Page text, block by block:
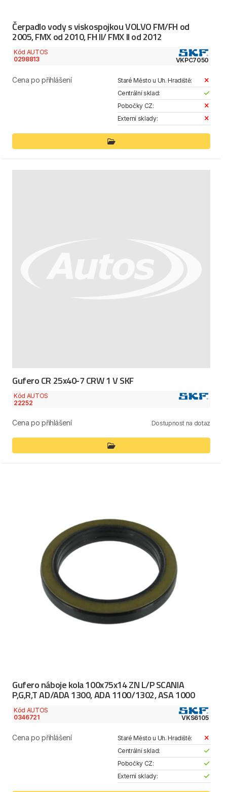
Čerpadlo vody s viskospojkou VOLVO FM/FH od
2005, FMX od 2010, FH II/ FMX II od 2012
Kód AUTOS
0298813
VKPC7050
Cena po přihlášení
Staré Město u Uh. Hradiště:
Centrální sklad:
Pobočky CZ:
Externí sklady:
Gufero CR 25x40-7 CRW 1 V SKF
Kód AUTOS
22252
Cena po přihlášení Dostupnost na dotaz
Gufero náboje kola 100x75x14 ZN L/P SCANIA
P,G,R,T AD/ADA 1300, ADA 1100/1302, ASA 1000
Kód AUTOS
0346721
VKS6105
Cena po přihlášení
Staré Město u Uh. Hradiště:
Centrální sklad:
Pobočky CZ:
Externí sklady: